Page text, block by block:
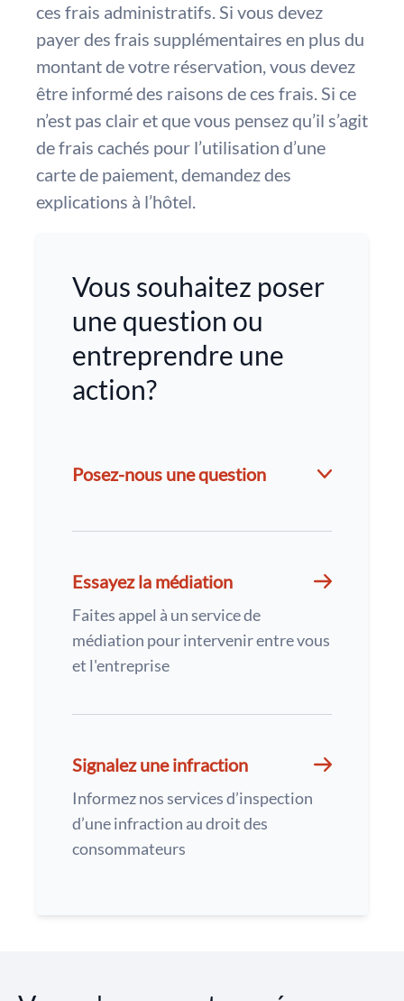
ces frais administratifs. Si vous devez
payer des frais supplémentaires en plus du
montant de votre réservation, vous devez
être informé des raisons de ces frais. Si ce
n’est pas clair et que vous pensez qu’il s’agit
de frais cachés pour l’utilisation d’une
carte de paiement, demandez des
explications à l’hôtel.
Vous souhaitez poser
une question ou
entreprendre une
action?
Posez-nous une question
Essayez la médiation
Faites appel à un service de
médiation pour intervenir entre vous
et l'entreprise
Signalez une infraction
Informez nos services d’inspection
d’une infraction au droit des
consommateurs